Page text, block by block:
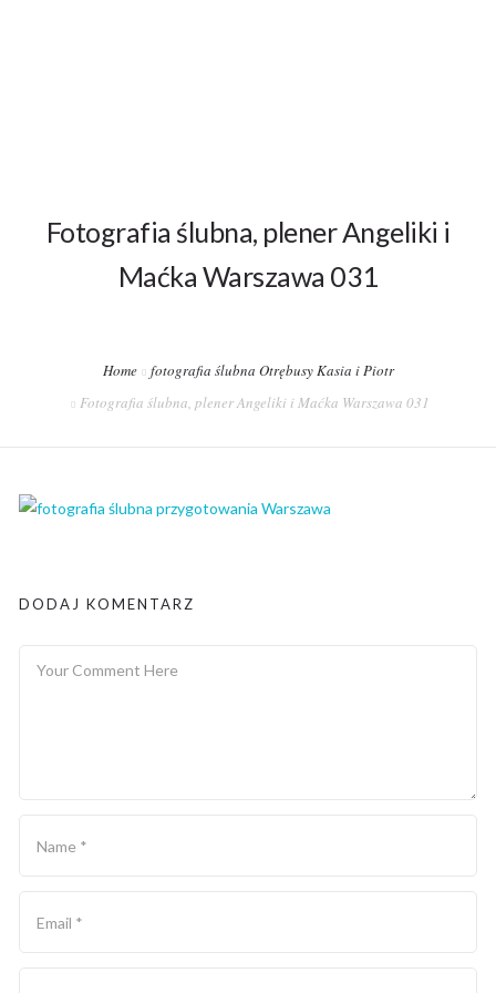
KONTAKT
Fotografia ślubna, plener Angeliki i
Maćka Warszawa 031
Home
fotografia ślubna Otrębusy Kasia i Piotr
Fotografia ślubna, plener Angeliki i Maćka Warszawa 031
DODAJ KOMENTARZ